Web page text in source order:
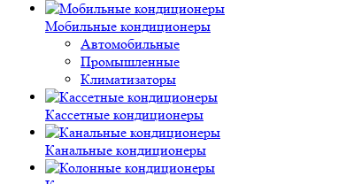
Мобильные кондиционеры
Автомобильные
Промышленные
Климатизаторы
Кассетные кондиционеры
Канальные кондиционеры